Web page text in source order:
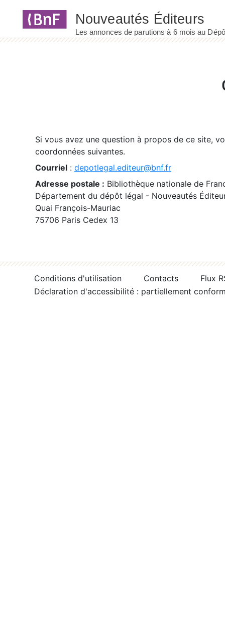
Si vous avez une question à propos de ce site,
coordonnées suivantes.
Courriel : depotlegal.editeur@bnf.fr
Adresse postale : Bibliothèque nationale de
Département du dépôt légal - Nouveautés
Quai François-Mauriac
75706 Paris Cedex 13
Conditions d'utilisation Contacts
Flux
Déclaration d'accessibilité : partiellement